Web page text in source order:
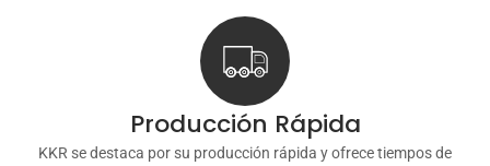
Producción Rápida
KKR se destaca por su producción rápida y ofrece tiempos de